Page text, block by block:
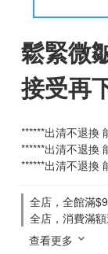
鬆緊微
接受再
******出清不退換
******出清不退換
******出清不退換
全店，全館滿
全店，消費滿
查看更多